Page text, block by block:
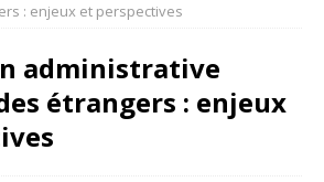
: enjeux et perspectives
administrative
étrangers : enjeux